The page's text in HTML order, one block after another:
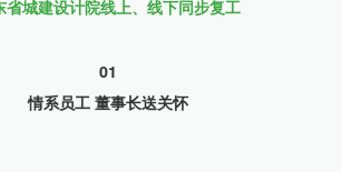
省城建设计院线上、线下同步复工
01
情系员工 董事长送关怀